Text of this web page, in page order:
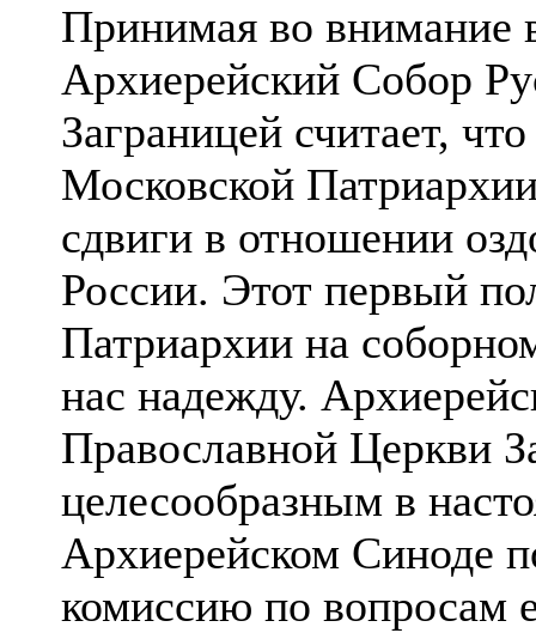
Принимая во внимание
Архиерейский Собор
Заграницей считает,
Московской
сдвиги в отношении
России. Этот первый
Патриархии на
нас надежду.
Православной Церкви
целесообразным в
Архиерейском Синоде
комиссию по вопросам